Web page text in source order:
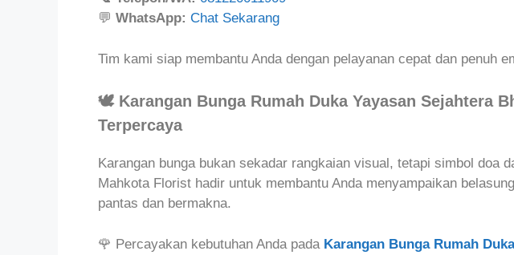
💬 WhatsApp: Chat Sekarang
Tim kami siap membantu Anda dengan pelayanan cepat dan penuh
🕊️ Karangan Bunga Rumah Duka Yayasan Sejahtera
Terpercaya
Karangan bunga bukan sekadar rangkaian visual, tetapi simbol doa
Mahkota Florist hadir untuk membantu Anda menyampaikan
pantas dan bermakna.
🌹 Percayakan kebutuhan Anda pada Karangan Bunga Rumah